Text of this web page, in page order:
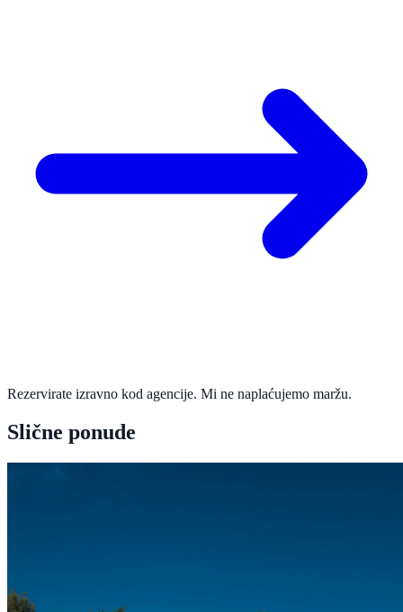
Rezervirate izravno kod agencije. Mi ne naplaćujemo maržu.
Slične ponude